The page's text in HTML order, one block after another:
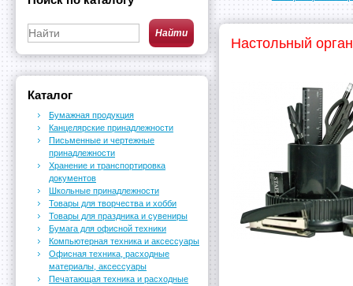
Настольный
Каталог
Бумажная продукция
Канцелярские принадлежности
Письменные и чертежные
принадлежности
Хранение и транспортировка
документов
Школьные принадлежности
Товары для творчества и хобби
Товары для праздника и сувениры
Бумага для офисной техники
Компьютерная техника и аксессуары
Офисная техника, расходные
материалы, аксессуары
Печатающая техника и расходные